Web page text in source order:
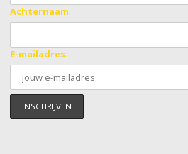
Achternaam
E-mailadres: